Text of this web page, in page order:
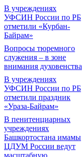
В учреждениях
УФСИН России по РБ
отметили «Курбан-
Байрам»
Вопросы тюремного
служения – в зоне
внимания духовенства
В учреждениях
УФСИН России по РБ
отметили праздник
«Ураза-Байрам»
В пенитенциарных
учреждениях
Башкортостана имамы
ЦДУМ России ведут
масштабную